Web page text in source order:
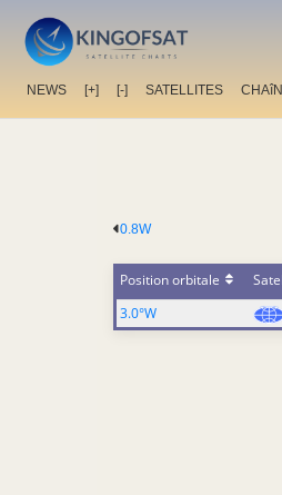
NEWS [+] [-] SATELLITES
0.8W
Position orbitale
3.0°W